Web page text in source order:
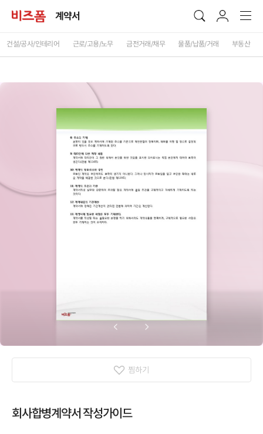
계약서
건설/공사/인테리어 근로/고용/노무 금전거래/채무 물품/납품/거래 부동산
찜하기
회사합병계약서 작성가이드